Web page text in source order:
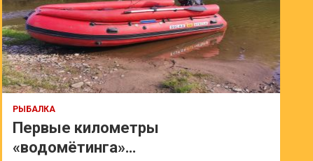
РЫБАЛКА
Первые километры
«водомётинга»…